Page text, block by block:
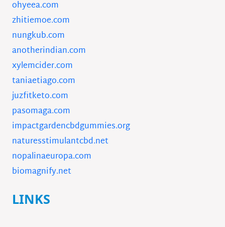
ohyeea.com
zhitiemoe.com
nungkub.com
anotherindian.com
xylemcider.com
taniaetiago.com
juzfitketo.com
pasomaga.com
impactgardencbdgummies.org
naturesstimulantcbd.net
nopalinaeuropa.com
biomagnify.net
LINKS